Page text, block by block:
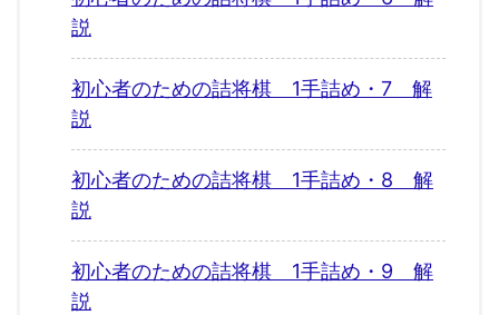
説
初心者のための詰将棋 1手詰め・7 解
説
初心者のための詰将棋 1手詰め・8 解
説
初心者のための詰将棋 1手詰め・9 解
説